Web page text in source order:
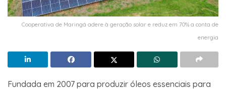
Cooperativa de Maringá adere à geração solar e reduz em 70% a conta de
energia
Fundada em 2007 para produzir óleos essenciais para